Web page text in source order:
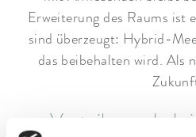
Erweiterung des Raums ist
sind überzeugt: Hybrid-
das beibehalten wird. Als
Vorteile von